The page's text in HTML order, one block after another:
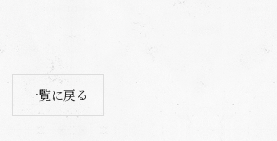
一覧に戻る